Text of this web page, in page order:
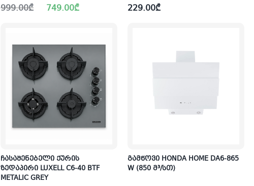
999.00₾
Original 749.00₾
Current 229.00₾
ჩასაშენებელი ქურის
ზედაპირი LUXELL C6-40 BTF
METALIC GREY
გამწოვი HONDA HOME DA6-865
W (850 მ³/სთ)